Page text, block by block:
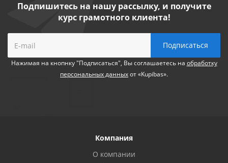
Подпишитесь на нашу рассылку, и получите
курс грамотного клиента!
Нажимая на кнопнку "Подписаться", Вы соглашаетесь на обработку
персональных данныхот «Kupibas».
Компания
О компании